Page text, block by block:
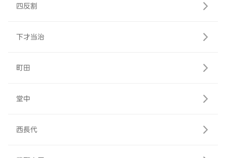
四反割
下才当治
町田
堂中
西長代